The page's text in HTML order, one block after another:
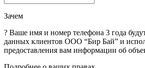
Зачем
? Ваше имя и номер телефона 3 года
данных клиентов ООО “Бир Бай” и
предоставления вам информации об